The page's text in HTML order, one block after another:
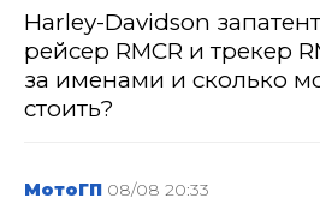
Harley-Davidson
рейсер RMCR и трекер
за именами и сколько
стоить?
МотоГП 08/08 20:33